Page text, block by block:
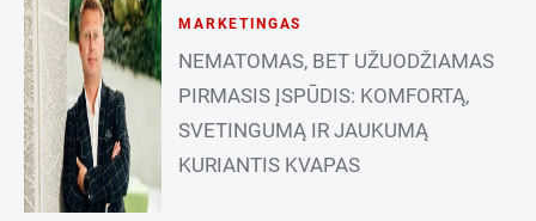
MARKETINGAS
NEMATOMAS, BET UŽUODŽIAMAS
PIRMASIS ĮSPŪDIS: KOMFORTĄ,
SVETINGUMĄ IR JAUKUMĄ
KURIANTIS KVAPAS